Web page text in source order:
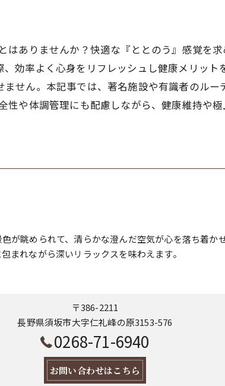
ありませんか？快適な『ととのう』感覚を
効率よく心身をリフレッシュし健康メリッ
せん。本記事では、著名施設や有識者のル
や体調管理にも配慮しながら、健康維持や
が眺められて、清らかな澄んだ空気が心を落ち着か
まれながら深いリラックスを味わえます。
〒386-2211
長野県須坂市大字仁礼峰の原3153-576
0268-71-6940
お問い合わせはこちら